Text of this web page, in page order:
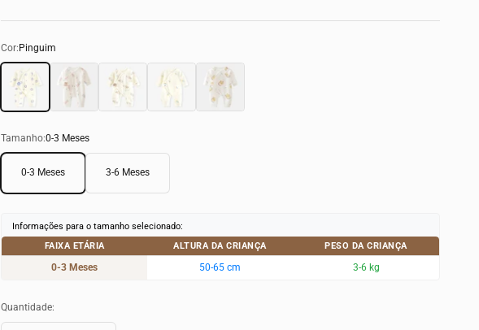
Cor:Pinguim
Pinguim
Coelho Urso Sorvete Galinha
Tamanho:0-3 Meses
0-3 Meses 3-6 Meses
Informações para o tamanho selecionado:
FAIXA ETÁRIA
ALTURA DA CRIANÇA PESO DA CRIANÇA
0-3 Meses 50-65 cm 3-6 kg
Quantidade: